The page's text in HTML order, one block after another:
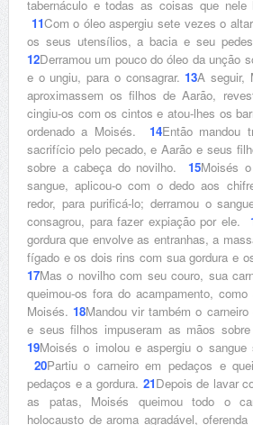
tabernáculo e todas as coisas que nele
11Com o óleo aspergiu sete vezes o
os seus utensílios, a bacia e seu
12Derramou um pouco do óleo da unção
e o ungiu, para o consagrar. 13A seguir,
aproximassem os filhos de Aarão,
cingiu-os com os cintos e atou-lhes os
ordenado a Moisés. 14Então mandou
sacrifício pelo pecado, e Aarão e seus
sobre a cabeça do novilho.
15Moisés
sangue, aplicou-o com o dedo aos
redor, para purificá-lo; derramou o
consagrou, para fazer expiação por ele.
gordura que envolve as entranhas, a
fígado e os dois rins com sua gordura e
17Mas o novilho com seu couro, sua
queimou-os fora do acampamento,
Moisés. 18Mandou vir também o
e seus filhos impuseram as mãos
19Moisés o imolou e aspergiu o sangue
20Partiu o carneiro em pedaços e
pedaços e a gordura. 21Depois de lavar
as patas, Moisés queimou todo o
holocausto de aroma agradável,